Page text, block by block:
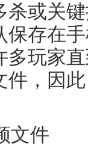
杀或关
保存在
多玩家
件，因
文件